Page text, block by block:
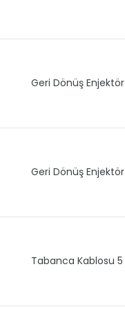
Geri Dönüş
Geri Dönüş Enjektör
Tabanca Kablosu 5